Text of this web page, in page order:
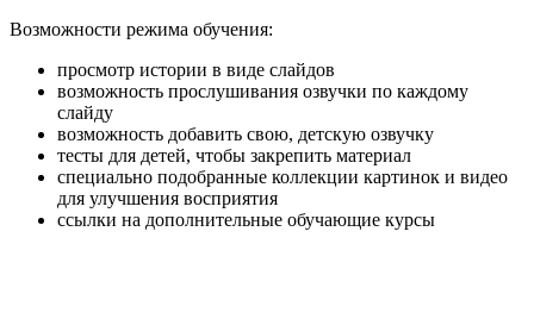
Возможности режима обучения:
просмотр истории в виде слайдов
возможность прослушивания озвучки по каждому
слайду
возможность добавить свою, детскую озвучку
тесты для детей, чтобы закрепить материал
специально подобранные коллекции картинок и видео
для улучшения восприятия
ссылки на дополнительные обучающие курсы